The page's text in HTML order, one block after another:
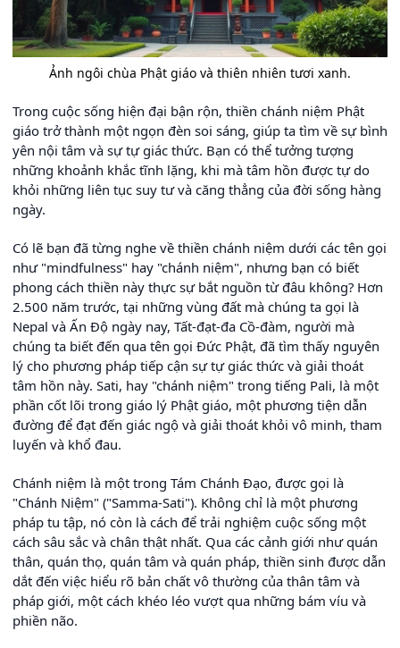
Ảnh ngôi chùa Phật giáo và thiên nhiên tươi xanh.
Trong cuộc sống hiện đại bận rộn, thiền chánh niệm Phật
giáo trở thành một ngọn đèn soi sáng, giúp ta tìm về sự bình
yên nội tâm và sự tự giác thức. Bạn có thể tưởng tượng
những khoảnh khắc tĩnh lặng, khi mà tâm hồn được tự do
khỏi những liên tục suy tư và căng thẳng của đời sống hàng
ngày.
Có lẽ bạn đã từng nghe về thiền chánh niệm dưới các tên gọi
như "mindfulness" hay "chánh niệm", nhưng bạn có biết
phong cách thiền này thực sự bắt nguồn từ đâu không? Hơn
2.500 năm trước, tại những vùng đất mà chúng ta gọi là
Nepal và Ấn Độ ngày nay, Tất-đạt-đa Cồ-đàm, người mà
chúng ta biết đến qua tên gọi Đức Phật, đã tìm thấy nguyên
lý cho phương pháp tiếp cận sự tự giác thức và giải thoát
tâm hồn này. Sati, hay "chánh niệm" trong tiếng Pali, là một
phần cốt lõi trong giáo lý Phật giáo, một phương tiện dẫn
đường để đạt đến giác ngộ và giải thoát khỏi vô minh, tham
luyến và khổ đau.
Chánh niệm là một trong Tám Chánh Đạo, được gọi là
"Chánh Niệm" ("Samma-Sati"). Không chỉ là một phương
pháp tu tập, nó còn là cách để trải nghiệm cuộc sống một
cách sâu sắc và chân thật nhất. Qua các cảnh giới như quán
thân, quán thọ, quán tâm và quán pháp, thiền sinh được dẫn
dắt đến việc hiểu rõ bản chất vô thường của thân tâm và
pháp giới, một cách khéo léo vượt qua những bám víu và
phiền não.